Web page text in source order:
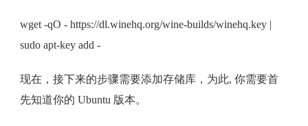
wget -qO - https://dl.winehq.org/wine-builds/winehq.key |
sudo apt-key add -
现在，接下来的步骤需要添加存储库，为此, 你需要首
先知道你的 Ubuntu 版本。